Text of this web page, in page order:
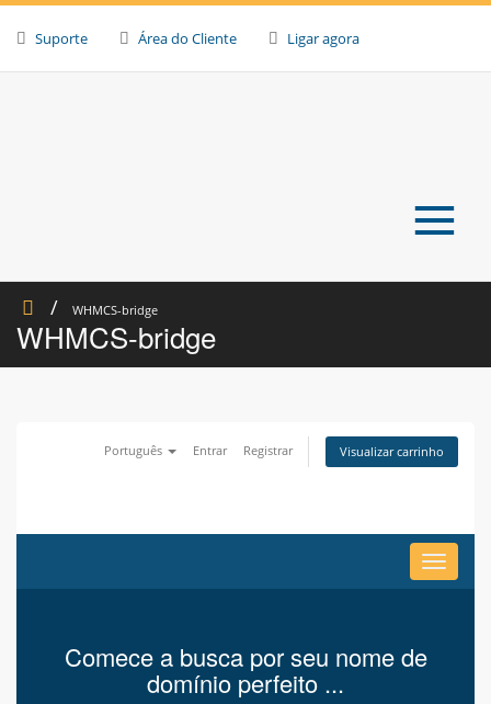
Skip
content
Suporte Área do Cliente Ligar agora
≡
WHMCS-bridge
WHMCS-bridge
Português Entrar Registrar Visualizar carrinho
Comece a busca por seu nome de
domínio perfeito ...